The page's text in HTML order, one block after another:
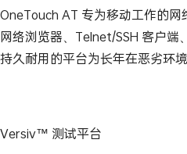
OneTouch AT 专为移动工作的
网络浏览器、Telnet/SSH 客户
持久耐用的平台为长年在恶劣环
Versiv™ 测试平台